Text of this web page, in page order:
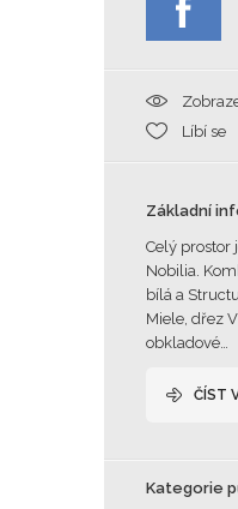
Líbí se
Základní
Celý prostor
Nobilia.
bílá a
Miele, dřez
obkladové…
ČÍST
Kategorie